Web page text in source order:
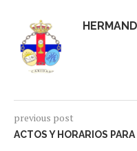
previous post
ACTOS Y HORARIOS